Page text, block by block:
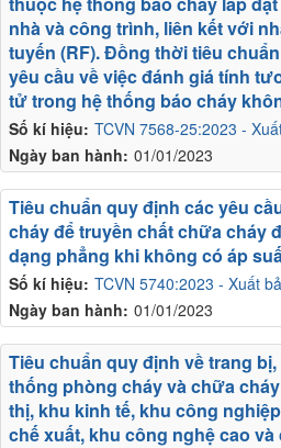
Số kí hiệu: TCVN 7568-25:2023 -
Ngày ban hành: 01/01/2023
nhà và công trình, liên kết với
tuyến (RF). Đồng thời tiêu
yêu cầu về việc đánh giá tính
tử trong hệ thống báo cháy
Số kí hiệu: TCVN 5740:2023 - Xuất
Ngày ban hành: 01/01/2023
Tiêu chuẩn quy định các yêu
cháy để truyền chất chữa cháy
dạng phẳng khi không có áp
Tiêu chuẩn quy định về trang
thống phòng cháy và chữa
thị, khu kinh tế, khu công
chế xuất, khu công nghệ cao